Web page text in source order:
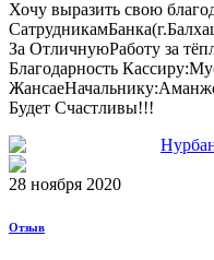
Хочу выразить свою
За ОтличнуюРаботу за
Благодарность
Будет Счастливы!!!
28 ноября 2020
Отзыв